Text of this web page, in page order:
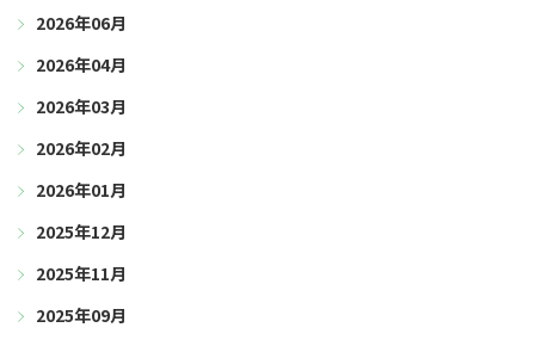
2026年06月
2026年04月
2026年03月
2026年02月
2026年01月
2025年12月
2025年11月
2025年09月